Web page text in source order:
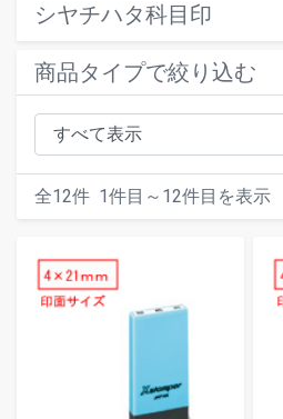
シヤチハタ科目印
商品タイプで絞り込む
全12件 1件目～ 12件目を表示